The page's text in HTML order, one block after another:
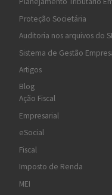
Proteção Societária
Auditoria nos arquivos do
Sistema de Gestão
Artigos
Blog
Ação Fiscal
Empresarial
eSocial
Fiscal
Imposto de Renda
MEI